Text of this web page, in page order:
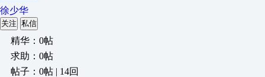
徐少华
关注 私信
精华：0帖
求助：0帖
帖子：0帖 | 14回